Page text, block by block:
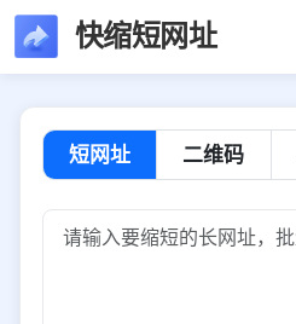
快缩短网址
短网址 二维码